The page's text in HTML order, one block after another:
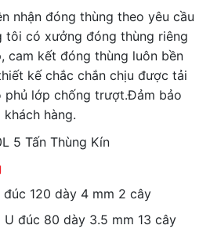
nhận đóng thùng theo yêu cầu
tôi có xưởng đóng thùng riêng
cam kết đóng thùng luôn bền
kế chắc chắn chịu được tải
phủ lớp chống trượt.Đảm bảo
hàng.
120 dày 4 mm 2 cây
đúc 80 dày 3.5 mm 13 cây